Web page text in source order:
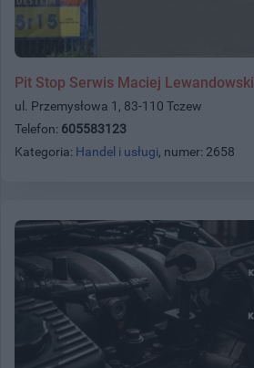
Pit Stop Serwis Maciej Lewandowski
ul. Przemysłowa 1, 83-110 Tczew
Telefon: 605583123
Kategoria: Handel i usługi, numer: 2658